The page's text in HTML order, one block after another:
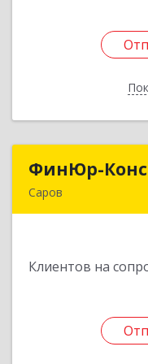
ФинЮр-
Саров
Клиентов на